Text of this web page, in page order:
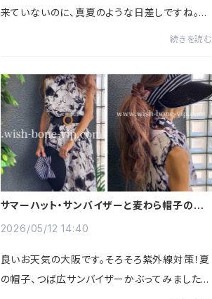
来ていないのに、真夏のような日差しですね。こ
じなので風通し、通気...
続きを読む
サマーハット・サンバイザーと麦わら帽子の間
2026/05/12 14:40
良いお天気の大阪です。そろそろ紫外線対策！夏
の帽子、つば広サンバイザーかぶってみました見